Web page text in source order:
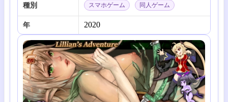
種別 スマホゲーム 同人ゲーム
年 2020